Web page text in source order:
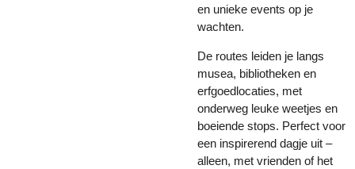
en unieke events op je
wachten.
De routes leiden je langs
musea, bibliotheken en
erfgoedlocaties, met
onderweg leuke weetjes en
boeiende stops. Perfect voor
een inspirerend dagje uit –
alleen, met vrienden of het